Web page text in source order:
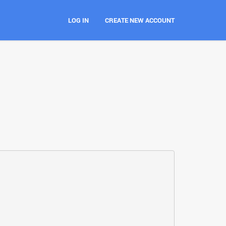
LOG IN CREATE NEW ACCOUNT